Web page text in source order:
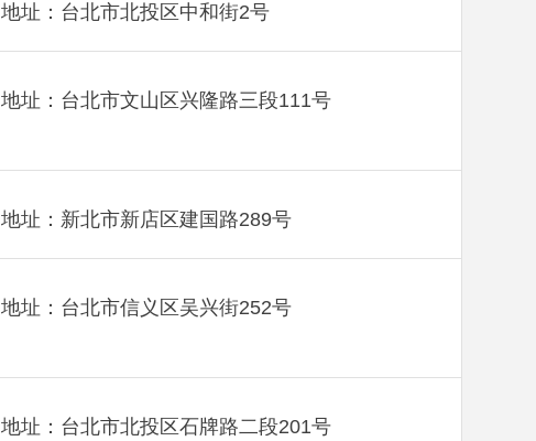
地址：台北市北投区中和街2号
地址：台北市文山区兴隆路三段111号
地址：新北市新店区建国路289号
地址：台北市信义区吴兴街252号
地址：台北市北投区石牌路二段201号